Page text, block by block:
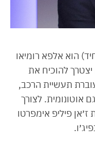
הוא אלפא רומיאו
להוכיח את
תעשיית הרכב,
לצורך
פיליפ אימפרטו